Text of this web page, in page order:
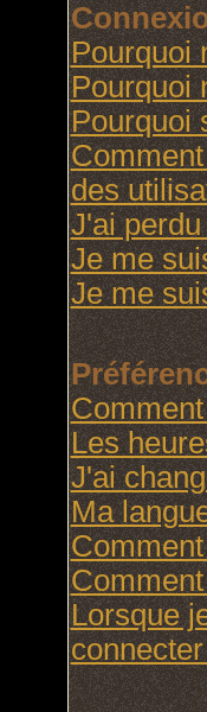
Pourquoi
Pourquoi
Pourquoi
des
J'ai
Je me
Je me
Les
J'ai
Ma
Lorsque